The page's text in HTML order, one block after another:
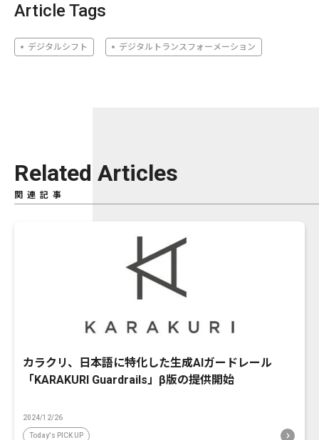
Article Tags
デジタルシフト デジタルトランスフォーメーション
Related Articles
関連記事
カラクリ、日本語に特化した生成AIガードレール
「KARAKURI Guardrails」β版の提供開始
2024/12/26
Today's PICK UP